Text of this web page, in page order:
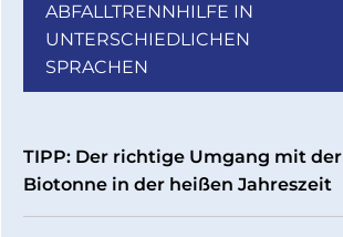
ABFALLTRENNHILFE IN
UNTERSCHIEDLICHEN
SPRACHEN
TIPP: Der richtige Umgang mit der
Biotonne in der heißen Jahreszeit